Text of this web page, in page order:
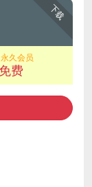
下载
永久会员
免费